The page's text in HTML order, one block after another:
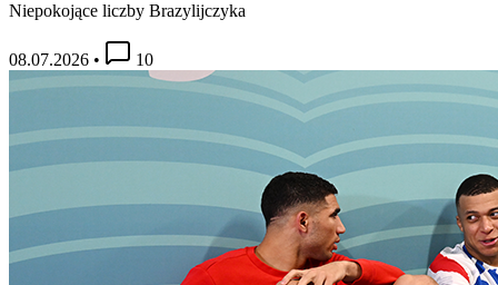
Niepokojące liczby Brazylijczyka
08.07.2026 • 10